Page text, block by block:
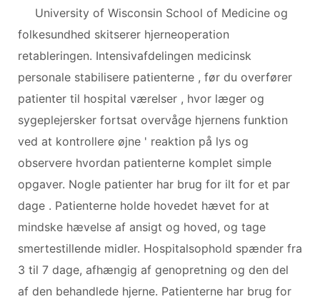
University of Wisconsin School of Medicine og
folkesundhed skitserer hjerneoperation
retableringen. Intensivafdelingen medicinsk
personale stabilisere patienterne , før du overfører
patienter til hospital værelser , hvor læger og
sygeplejersker fortsat overvåge hjernens funktion
ved at kontrollere øjne ' reaktion på lys og
observere hvordan patienterne komplet simple
opgaver. Nogle patienter har brug for ilt for et par
dage . Patienterne holde hovedet hævet for at
mindske hævelse af ansigt og hoved, og tage
smertestillende midler. Hospitalsophold spænder fra
3 til 7 dage, afhængig af genopretning og den del
af den behandlede hjerne. Patienterne har brug for